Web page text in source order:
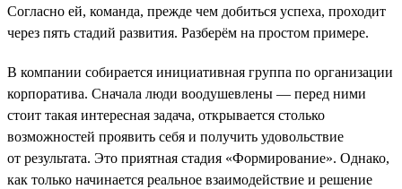
Согласно ей, команда, прежде чем добиться успеха, проходит
через пять стадий развития. Разберём на простом примере.
В компании собирается инициативная группа по организации
корпоратива. Сначала люди воодушевлены — перед ними
стоит такая интересная задача, открывается столько
возможностей проявить себя и получить удовольствие
от результата. Это приятная стадия «Формирование». Однако,
как только начинается реальное взаимодействие и решение